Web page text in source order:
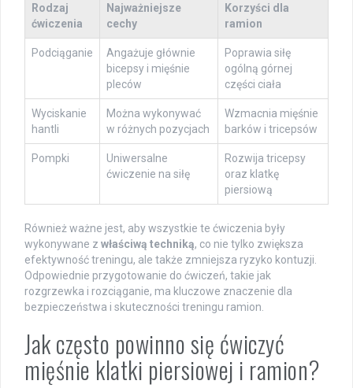
Rodzaj
ćwiczenia
Najważniejsze
cechy
Korzyści dla
ramion
Podciąganie
Angażuje głównie
bicepsy i mięśnie
pleców
Poprawia siłę
ogólną górnej
części ciała
Wyciskanie
hantli
Można wykonywać
w różnych pozycjach
Wzmacnia mięśnie
barków i tricepsów
Pompki
Uniwersalne
ćwiczenie na siłę
Rozwija tricepsy
oraz klatkę
piersiową
Również ważne jest, aby wszystkie te ćwiczenia były
wykonywane z właściwą techniką, co nie tylko zwiększa
efektywność treningu, ale także zmniejsza ryzyko kontuzji.
Odpowiednie przygotowanie do ćwiczeń, takie jak
rozgrzewka i rozciąganie, ma kluczowe znaczenie dla
bezpieczeństwa i skuteczności treningu ramion.
Jak często powinno się ćwiczyć
mięśnie klatki piersiowej i ramion?